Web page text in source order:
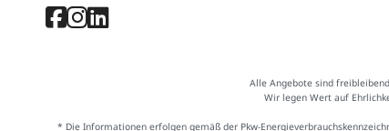
Alle Angebote sind
Wir legen Wert auf
* Die Informationen erfolgen gemäß der Pkw-